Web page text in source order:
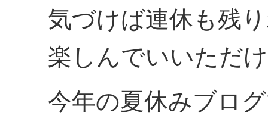
気づけば連休も残
楽しんでいいただ
今年の夏休みブロ